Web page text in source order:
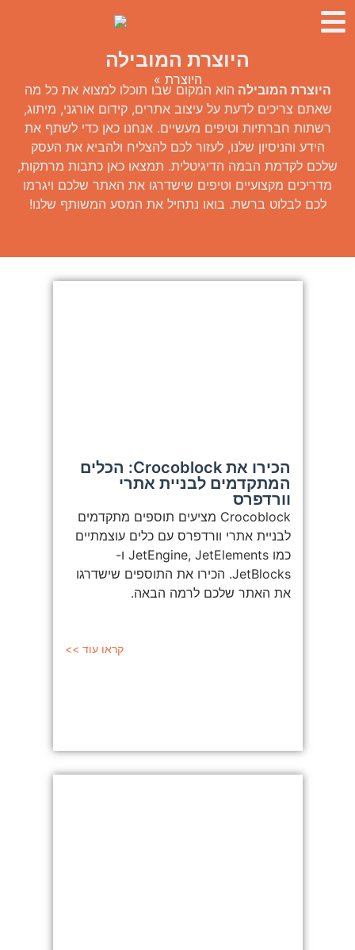
היוצרת המובילה
היוצרת »
היוצרת המובילה הוא המקום שבו תוכלו למצוא את כל מה
שאתם צריכים לדעת על עיצוב אתרים, קידום אורגני, מיתוג,
רשתות חברתיות וטיפים מעשיים. אנחנו כאן כדי לשתף את
הידע והניסיון שלנו, לעזור לכם להצליח ולהביא את העסק
שלכם לקדמת הבמה הדיגיטלית. תמצאו כאן כתבות מרתקות,
מדריכים מקצועיים וטיפים שישדרגו את האתר שלכם ויגרמו
לכם לבלוט ברשת. בואו נתחיל את המסע המשותף שלנו!
הכירו את Crocoblock: הכלים
המתקדמים לבניית אתרי
וורדפרס
Crocoblock מציעים תוספים מתקדמים
לבניית אתרי וורדפרס עם כלים עוצמתיים
כמו JetEngine, JetElements ו-
JetBlocks. הכירו את התוספים שישדרגו
את האתר שלכם לרמה הבאה.
קראו עוד >>